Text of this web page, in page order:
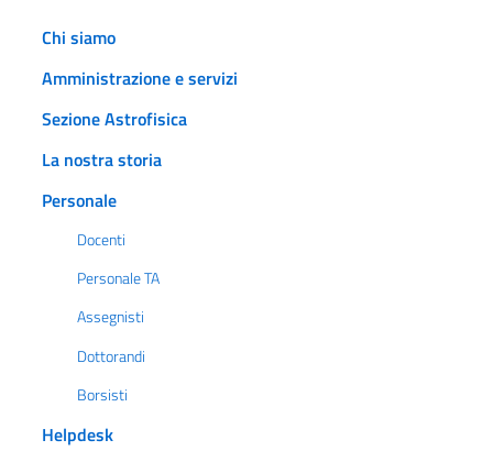
Chi siamo
Amministrazione e servizi
Sezione Astrofisica
La nostra storia
Personale
Docenti
Personale TA
Assegnisti
Dottorandi
Borsisti
Helpdesk